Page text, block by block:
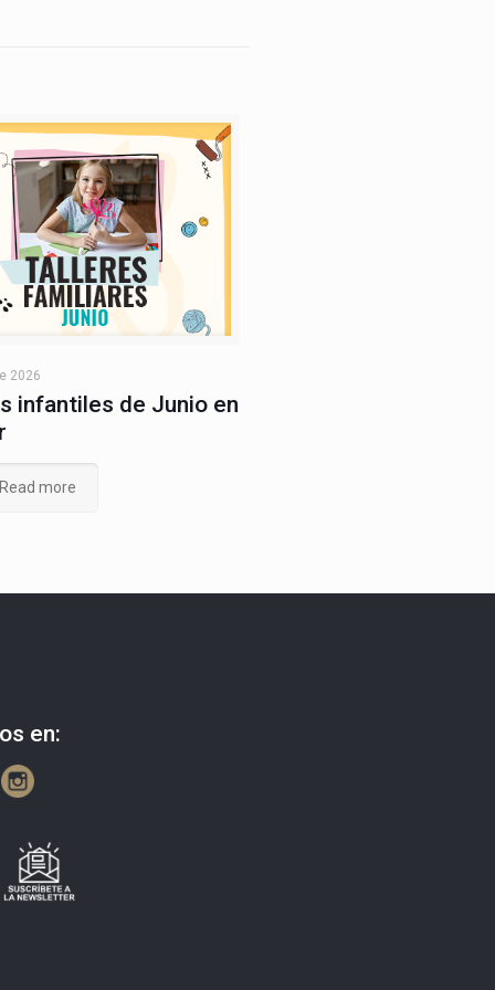
2026
infantiles de Junio en
more
en: